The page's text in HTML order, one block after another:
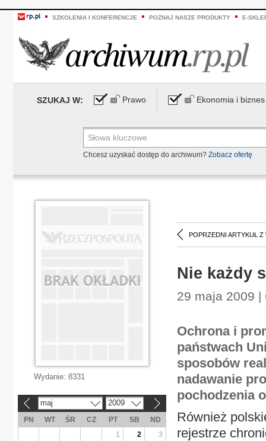
SZKOLENIA I KONFERENCJE POZNAJ NASZE PRODUKTY E-
SZUKAJ W: Prawo Ekonomia i biznes
Chcesz uzyskać dostęp do archiwum? Zobacz ofertę
POPRZEDNI ARTYKUŁ Z
Nie każdy
29 maja 2009 |
Ochrona i
państwach
sposobów
nadawanie
pochodzenia
Również
rejestrze
Wydanie: 8331
maj 2009
PN WT ŚR CZ PT SB
ND
1
2
3